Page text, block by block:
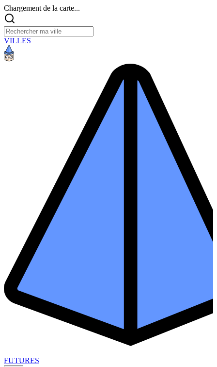
Chargement de la carte...
VILLES
FUTURES